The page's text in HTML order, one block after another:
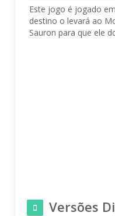
Este jogo é jogado
destino o levará ao
Sauron para que ele
Versões